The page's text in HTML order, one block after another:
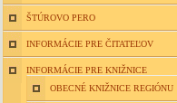
ŠTÚROVO PERO
INFORMÁCIE PRE ČITATEĽOV
INFORMÁCIE PRE KNIŽNICE
OBECNÉ KNIŽNICE REGIÓNU